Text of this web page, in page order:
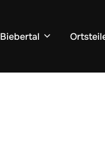
Biebertal